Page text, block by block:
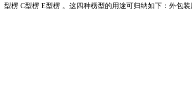
型楞 C型楞 E型楞 。 这四种楞型的用途可归纳如下：外包装